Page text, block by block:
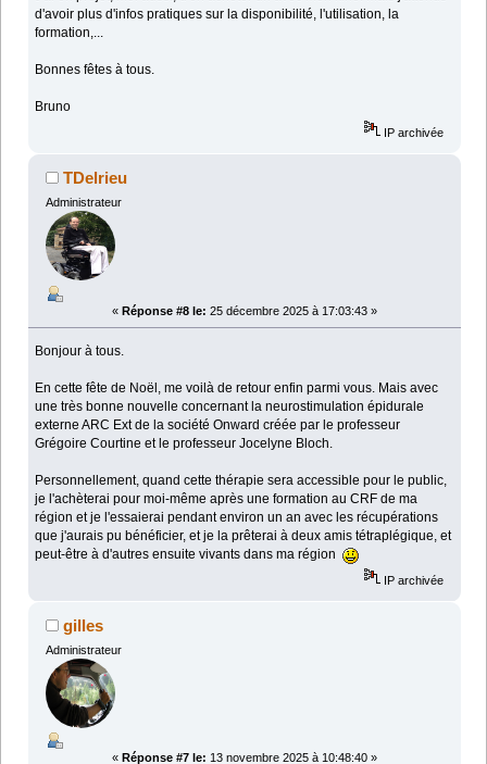
d'avoir plus d'infos pratiques sur la disponibilité, l'utilisation, la
formation,...
Bonnes fêtes à tous.
Bruno
IP archivée
TDelrieu
Administrateur
« Réponse #8 le: 25 décembre 2025 à 17:03:43 »
Bonjour à tous.
En cette fête de Noël, me voilà de retour enfin parmi vous. Mais avec
une très bonne nouvelle concernant la neurostimulation épidurale
externe ARC Ext de la société Onward créée par le professeur
Grégoire Courtine et le professeur Jocelyne Bloch.
Personnellement, quand cette thérapie sera accessible pour le public,
je l'achèterai pour moi-même après une formation au CRF de ma
région et je l'essaierai pendant environ un an avec les récupérations
que j'aurais pu bénéficier, et je la prêterai à deux amis tétraplégique, et
peut-être à d'autres ensuite vivants dans ma région
IP archivée
gilles
Administrateur
« Réponse #7 le: 13 novembre 2025 à 10:48:40 »